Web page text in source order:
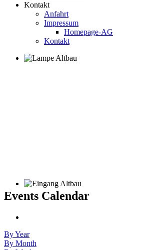
Kontakt
Anfahrt
Impressum
Homepage-AG
Kontakt
Events Calendar
By Year
By Month